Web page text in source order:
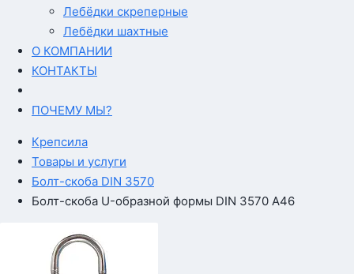
Лебёдки скреперные
Лебёдки шахтные
О КОМПАНИИ
КОНТАКТЫ
ПОЧЕМУ МЫ?
Крепсила
Товары и услуги
Болт-скоба DIN 3570
Болт-скоба U-образной формы DIN 3570 А46